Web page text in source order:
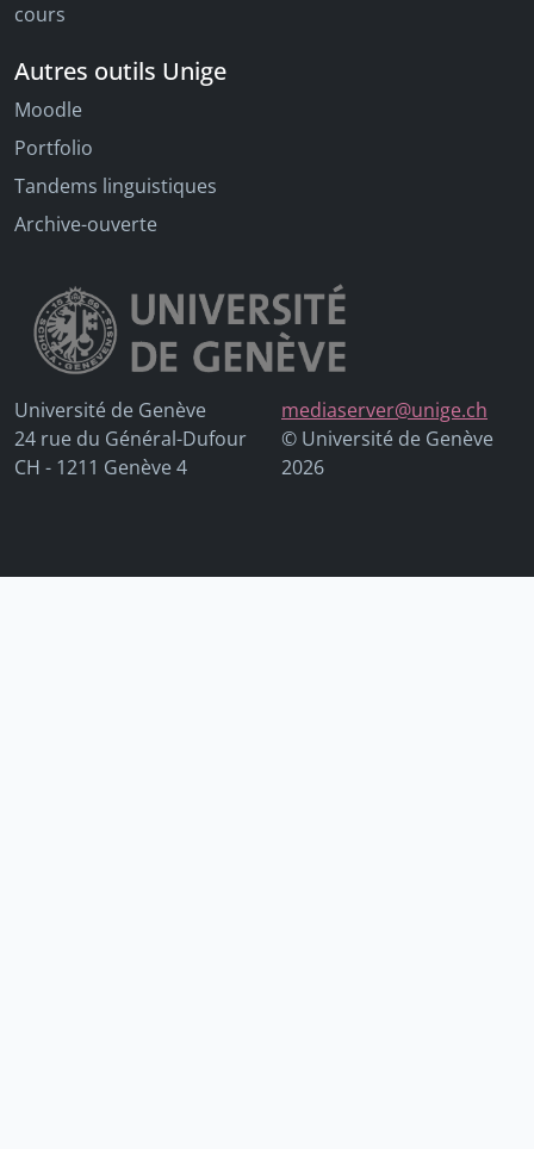
cours
Autres outils Unige
Moodle
Portfolio
Tandems linguistiques
Archive-ouverte
Université de Genève
24 rue du Général-Dufour
CH - 1211 Genève 4
mediaserver@unige.ch
© Université de Genève
2026